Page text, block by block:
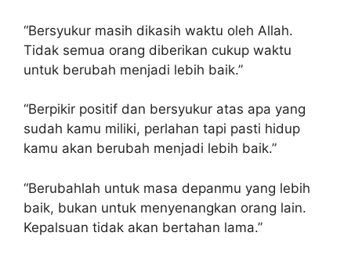
“Bersyukur masih dikasih waktu oleh Allah.
Tidak semua orang diberikan cukup waktu
untuk berubah menjadi lebih baik.”
“Berpikir positif dan bersyukur atas apa yang
sudah kamu miliki, perlahan tapi pasti hidup
kamu akan berubah menjadi lebih baik.”
“Berubahlah untuk masa depanmu yang lebih
baik, bukan untuk menyenangkan orang lain.
Kepalsuan tidak akan bertahan lama.”